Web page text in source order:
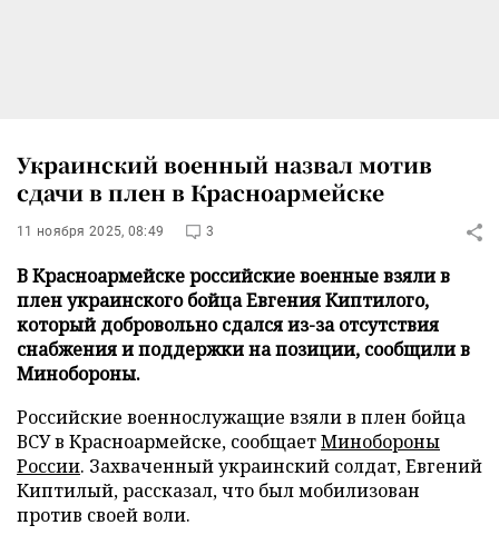
Украинский военный назвал мотив
сдачи в плен в Красноармейске
11 ноября 2025, 08:49 3
В Красноармейске российские военные взяли в
плен украинского бойца Евгения Киптилого,
который добровольно сдался из-за отсутствия
снабжения и поддержки на позиции, сообщили в
Минобороны.
Российские военнослужащие взяли в плен бойца
ВСУ в Красноармейске, сообщаетМинобороны
России. Захваченный украинский солдат, Евгений
Киптилый, рассказал, что был мобилизован
против своей воли.